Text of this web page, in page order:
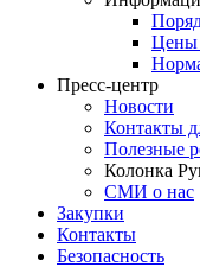
Цены
Пресс-центр
Новости
Контакты
Полезные
Колонка
СМИ о нас
Закупки
Контакты
Безопасность